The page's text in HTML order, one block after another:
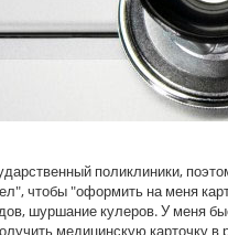
поликлиники,
чтобы "оформить на меня
шуршание кулеров. У меня
медицинскую карточку в